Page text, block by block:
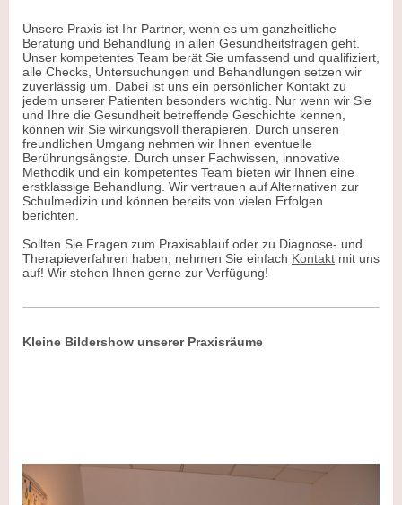
Unsere Praxis ist Ihr Partner, wenn es um ganzheitliche
Beratung und Behandlung in allen Gesundheitsfragen geht.
Unser kompetentes Team berät Sie umfassend und qualifiziert,
alle Checks, Untersuchungen und Behandlungen setzen wir
zuverlässig um. Dabei ist uns ein persönlicher Kontakt zu
jedem unserer Patienten besonders wichtig. Nur wenn wir Sie
und Ihre die Gesundheit betreffende Geschichte kennen,
können wir Sie wirkungsvoll therapieren. Durch unseren
freundlichen Umgang nehmen wir Ihnen eventuelle
Berührungsängste. Durch unser Fachwissen, innovative
Methodik und ein kompetentes Team bieten wir Ihnen eine
erstklassige Behandlung. Wir vertrauen auf Alternativen zur
Schulmedizin und können bereits von vielen Erfolgen
berichten.
Sollten Sie Fragen zum Praxisablauf oder zu Diagnose- und
Therapieverfahren haben, nehmen Sie einfach Kontakt mit uns
auf! Wir stehen Ihnen gerne zur Verfügung!
Kleine Bildershow unserer Praxisräume